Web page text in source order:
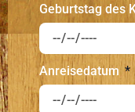
Geburtstag des
Anreisedatum